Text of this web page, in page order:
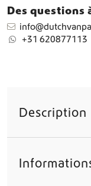
x
t
Des questions
+31 620877113
Description